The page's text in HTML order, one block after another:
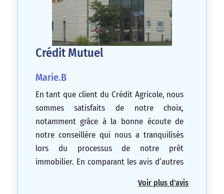
Crédit Mutuel
Marie.B
En tant que client du Crédit Agricole, nous
sommes satisfaits de notre choix,
notamment grâce à la bonne écoute de
notre conseillère qui nous a tranquilisés
lors du processus de notre prêt
immobilier. En comparant les avis d’autres
remarqué que ceux de Montendre sont
Voir plus d'avis